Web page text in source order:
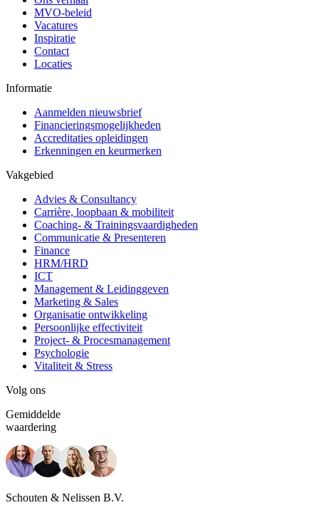
MVO-beleid
Vacatures
Inspiratie
Contact
Locaties
Informatie
Aanmelden nieuwsbrief
Financieringsmogelijkheden
Accreditaties opleidingen
Erkenningen en keurmerken
Vakgebied
Advies & Consultancy
Carrière, loopbaan & mobiliteit
Coaching- & Trainingsvaardigheden
Communicatie & Presenteren
Finance
HRM/HRD
ICT
Management & Leidinggeven
Marketing & Sales
Organisatie ontwikkeling
Persoonlijke effectiviteit
Project- & Procesmanagement
Psychologie
Vitaliteit & Stress
Volg ons
Gemiddelde
waardering
Schouten & Nelissen B.V.